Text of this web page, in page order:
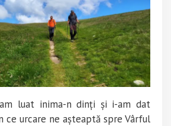
am luat inima-n dinți și i-am dat
ce urcare ne așteaptă spre Vârful